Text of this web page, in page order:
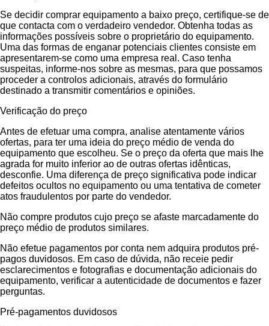
Se decidir comprar equipamento a baixo preço, certifique-se de
que contacta com o verdadeiro vendedor. Obtenha todas as
informações possíveis sobre o proprietário do equipamento.
Uma das formas de enganar potenciais clientes consiste em
apresentarem-se como uma empresa real. Caso tenha
suspeitas, informe-nos sobre as mesmas, para que possamos
proceder a controlos adicionais, através do formulário
destinado a transmitir comentários e opiniões.
Verificação do preço
Antes de efetuar uma compra, analise atentamente vários
ofertas, para ter uma ideia do preço médio de venda do
equipamento que escolheu. Se o preço da oferta que mais lhe
agrada for muito inferior ao de outras ofertas idênticas,
desconfie. Uma diferença de preço significativa pode indicar
defeitos ocultos no equipamento ou uma tentativa de cometer
atos fraudulentos por parte do vendedor.
Não compre produtos cujo preço se afaste marcadamente do
preço médio de produtos similares.
Não efetue pagamentos por conta nem adquira produtos pré-
pagos duvidosos. Em caso de dúvida, não receie pedir
esclarecimentos e fotografias e documentação adicionais do
equipamento, verificar a autenticidade de documentos e fazer
perguntas.
Pré-pagamentos duvidosos